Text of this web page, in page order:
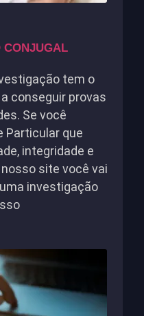
CONJUGAL
tem o
conseguir provas
Se você
Particular que
integridade e
site você vai
investigação